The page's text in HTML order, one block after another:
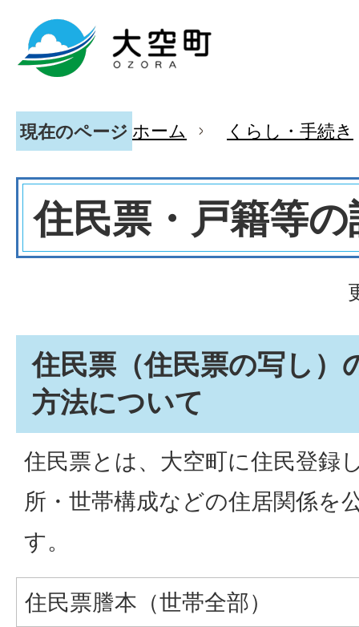
現在のページ ホーム くらし・手続き
住民票・戸籍等
住民票（住民票の写し）
方法について
住民票とは、大空町に住民登録
所・世帯構成などの住居関係を
す。
住民票謄本（世帯全部）